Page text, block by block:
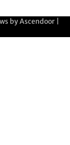
byAscendoor